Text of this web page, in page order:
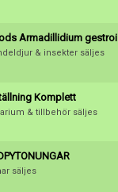
Armadillidium gestroi
& insekter säljes
Komplett
& tillbehör säljes
säljes